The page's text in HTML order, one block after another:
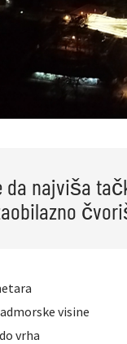
da najviša
visine
vrha